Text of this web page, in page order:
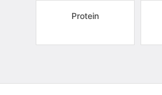
Protein